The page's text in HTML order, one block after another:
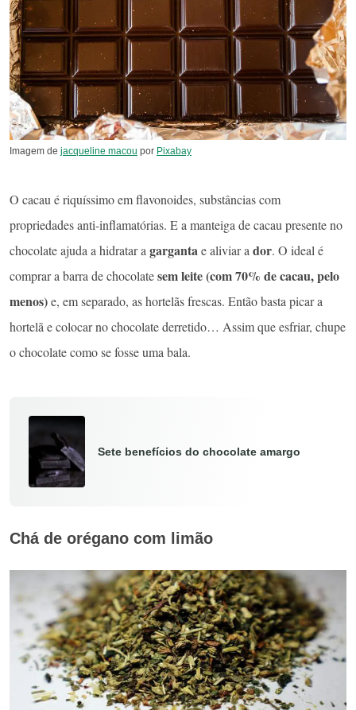
Imagem de jacqueline macou por Pixabay
O cacau é riquíssimo em flavonoides, substâncias com
propriedades anti-inflamatórias. E a manteiga de cacau presente no
chocolate ajuda a hidratar a gargantae aliviar a dor. O ideal é
comprar a barra de chocolatesem leite (com 70% de cacau, pelo
menos)e, em separado, as hortelãs frescas. Então basta picar a
hortelã e colocar no chocolate derretido… Assim que esfriar, chupe
o chocolate como se fosse uma bala.
Sete benefícios do chocolate amargo
Chá de orégano com limão